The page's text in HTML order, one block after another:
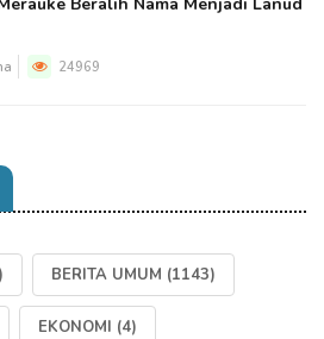
24969
BERITA UMUM (1143)
EKONOMI (4)